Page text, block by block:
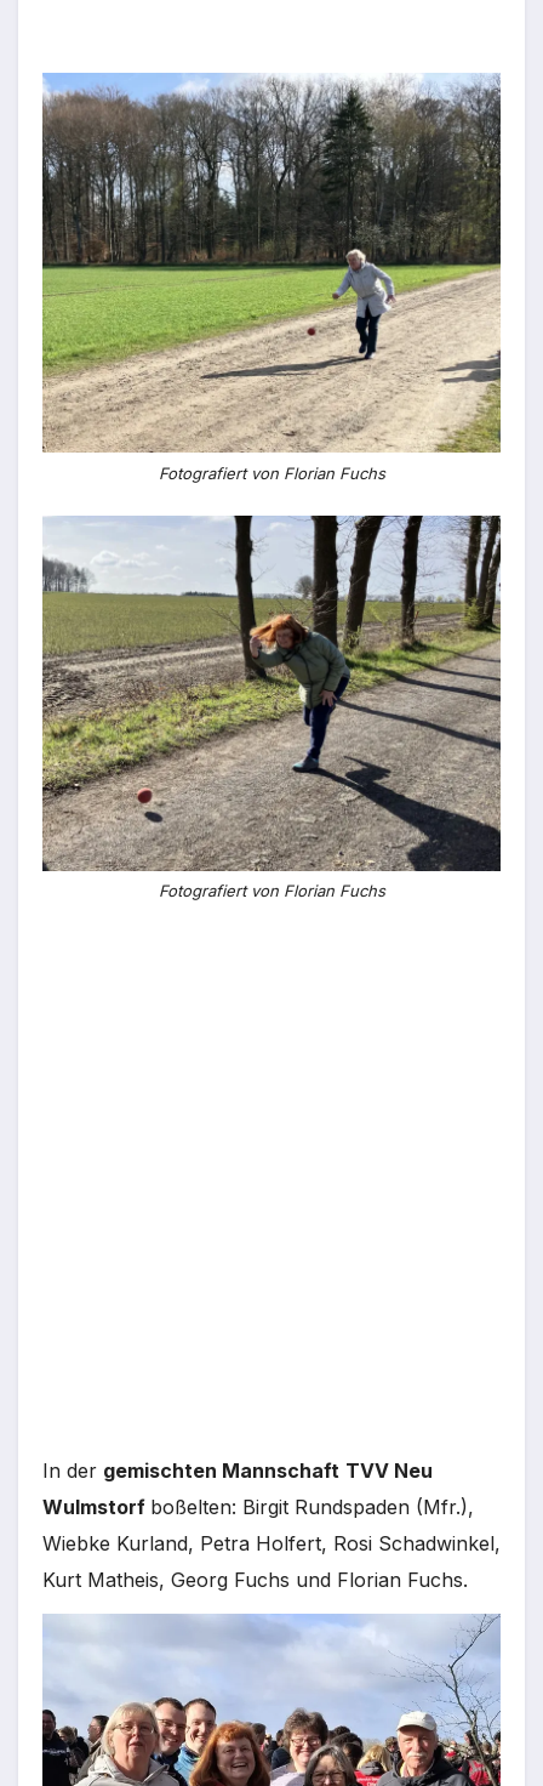
Fotografiert von Florian Fuchs
Fotografiert von Florian Fuchs
In der gemischten Mannschaft TVV Neu
Wulmstorf boßelten: Birgit Rundspaden (Mfr.),
Wiebke Kurland, Petra Holfert, Rosi Schadwinkel,
Kurt Matheis, Georg Fuchs und Florian Fuchs.